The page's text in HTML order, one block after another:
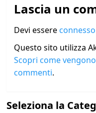
Lascia un
Devi essere connesso
Questo sito utilizza
Scopri come
commenti.
Seleziona la